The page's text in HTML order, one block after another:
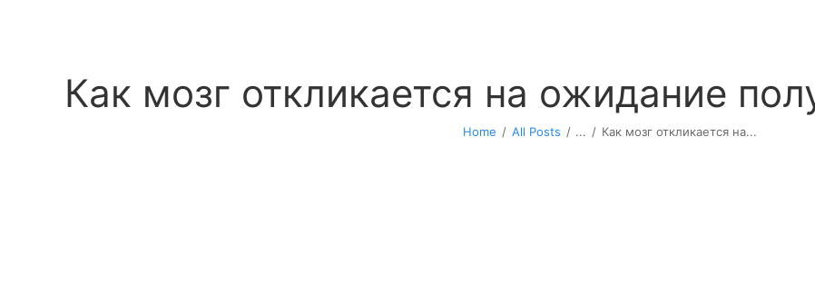
Как мозг откликается на ожидание
Home All Posts ... Как мозг откликается на...